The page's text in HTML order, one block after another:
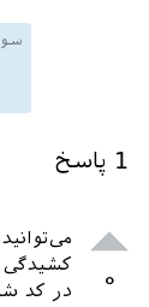
1 پاسخ
۰
کشیدگی
در کد